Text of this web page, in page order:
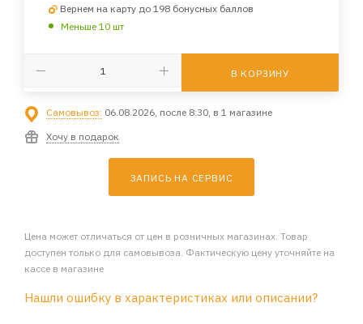
Вернем на карту до 198 бонусных баллов
Меньше 10 шт
В КОРЗИНУ
Самовывоз: 06.08.2026, после 8:30, в 1 магазине
Хочу в подарок
ЗАПИСЬ НА СЕРВИС
Цена может отличаться от цен в розничных магазинах. Товар
доступен только для самовывоза. Фактическую цену уточняйте на
кассе в магазине
Нашли ошибку в характеристиках или описании?